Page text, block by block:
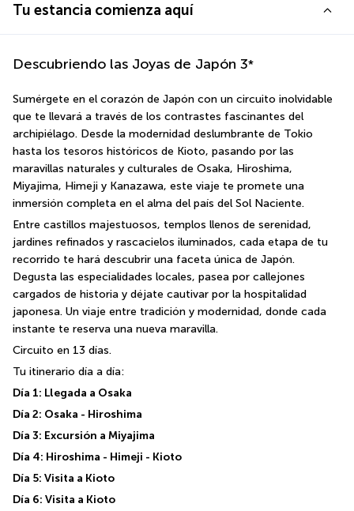
Tu estancia comienza aquí
Descubriendo las Joyas de Japón 3*
Sumérgete en el corazón de Japón con un circuito inolvidable
que te llevará a través de los contrastes fascinantes del
archipiélago. Desde la modernidad deslumbrante de Tokio
hasta los tesoros históricos de Kioto, pasando por las
maravillas naturales y culturales de Osaka, Hiroshima,
Miyajima, Himeji y Kanazawa, este viaje te promete una
inmersión completa en el alma del país del Sol Naciente.
Entre castillos majestuosos, templos llenos de serenidad,
jardines refinados y rascacielos iluminados, cada etapa de tu
recorrido te hará descubrir una faceta única de Japón.
Degusta las especialidades locales, pasea por callejones
cargados de historia y déjate cautivar por la hospitalidad
japonesa. Un viaje entre tradición y modernidad, donde cada
instante te reserva una nueva maravilla.
Circuito en 13 días.
Tu itinerario día a día:
Día 1: Llegada a Osaka
Día 2: Osaka - Hiroshima
Día 3: Excursión a Miyajima
Día 4: Hiroshima - Himeji - Kioto
Día 5: Visita a Kioto
Día 6: Visita a Kioto